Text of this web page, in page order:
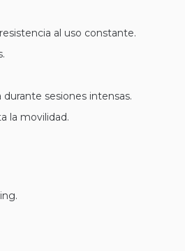
al uso constante.
sesiones intensas.
la movilidad.